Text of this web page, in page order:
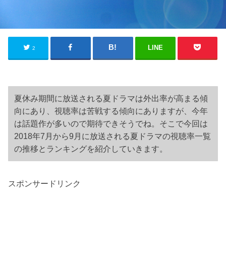
2 LINE
夏休み期間に放送される夏ドラマは外出率が高まる傾
向にあり、視聴率は苦戦する傾向にありますが、今年
は話題作が多いので期待できそうでね。 そこで今回は
2018年7月から9月に放送される夏ドラマの視聴率一覧
の推移とランキングを紹介していきます。
スポンサードリンク